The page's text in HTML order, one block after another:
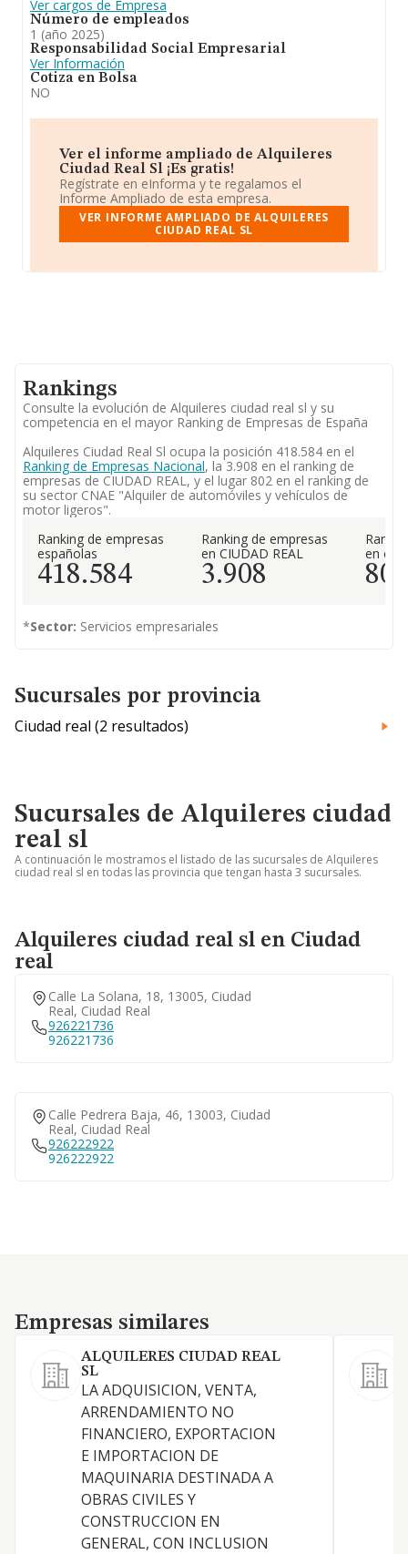
Ver cargos de Empresa
Número de empleados
1 (año 2025)
Responsabilidad Social Empresarial
Ver Información
Cotiza en Bolsa
NO
Ver el informe ampliado de Alquileres
Ciudad Real Sl ¡Es gratis!
Regístrate en eInforma y te regalamos el
Informe Ampliado de esta empresa.
VER INFORME AMPLIADO DE ALQUILERES
CIUDAD REAL SL
Rankings
Consulte la evolución de Alquileres ciudad real sl y su
competencia en el mayor Ranking de Empresas de España
Alquileres Ciudad Real Sl ocupa la posición 418.584 en el
Ranking de Empresas Nacional, la 3.908 en el ranking de
empresas de CIUDAD REAL, y el lugar 802 en el ranking de
su sector CNAE "Alquiler de automóviles y vehículos de
motor ligeros".
Ranking de empresas
españolas
418.584
Ranking de empresas
en CIUDAD REAL
3.908
en el
802
*Sector: Servicios empresariales
Sucursales por provincia
Ciudad real (2 resultados)
Sucursales de Alquileres ciudad
real sl
A continuación le mostramos el listado de las sucursales de Alquileres
ciudad real sl en todas las provincia que tengan hasta 3 sucursales.
Alquileres ciudad real sl en Ciudad
real
Calle La Solana, 18, 13005, Ciudad
Real, Ciudad Real
926221736
926221736
Calle Pedrera Baja, 46, 13003, Ciudad
Real, Ciudad Real
926222922
926222922
Empresas similares
Empresas similares
ALQUILERES CIUDAD REAL
SL
LA ADQUISICION, VENTA,
ARRENDAMIENTO NO
FINANCIERO, EXPORTACION
E IMPORTACION DE
MAQUINARIA DESTINADA A
OBRAS CIVILES Y
CONSTRUCCION EN
GENERAL, CON INCLUSION